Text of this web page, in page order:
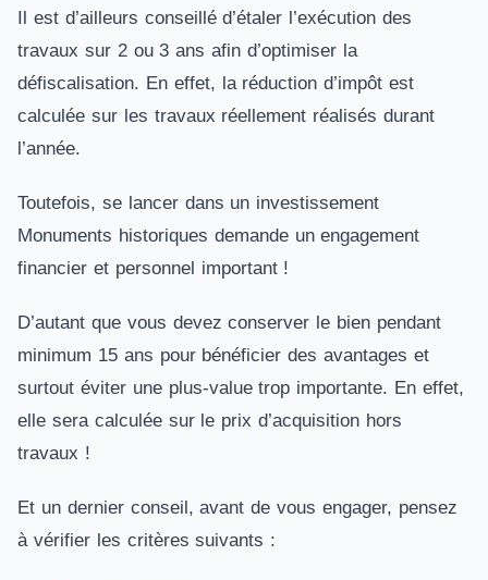
Il est d’ailleurs conseillé d’étaler l’exécution des
travaux sur 2 ou 3 ans afin d’optimiser la
défiscalisation. En effet, la réduction d’impôt est
calculée sur les travaux réellement réalisés durant
l’année.
Toutefois, se lancer dans un investissement
Monuments historiques demande un engagement
financier et personnel important !
D’autant que vous devez conserver le bien pendant
minimum 15 ans pour bénéficier des avantages et
surtout éviter une plus-value trop importante. En effet,
elle sera calculée sur le prix d’acquisition hors
travaux !
Et un dernier conseil, avant de vous engager, pensez
à vérifier les critères suivants :